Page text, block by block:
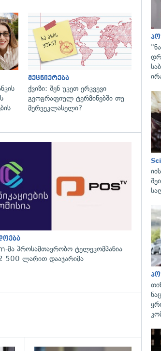
მეცნიერება
ქვიზი: შენ უკეთ ერკვევი
გეოგრაფიულ ტერმინებში თუ
მერვეკლასელი?
მა პროსამთავრობო ტელეკომპანია
500 ლარით დააჯარიმა